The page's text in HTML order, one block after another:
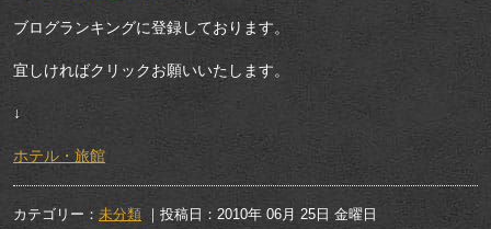
ブログランキングに登録しております。
宜しければクリックお願いいたします。
↓
ホテル・旅館
カテゴリー： 未分類 ｜投稿日：2010年 06月 25日 金曜日